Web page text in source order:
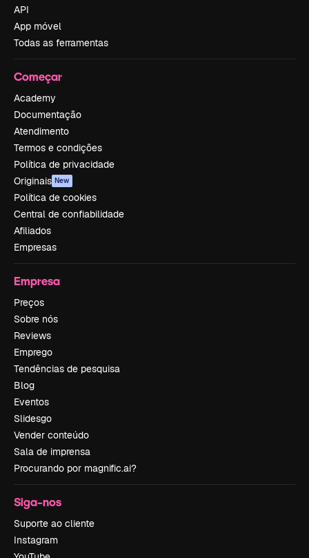
API
App móvel
Todas as ferramentas
Começar
Academy
Documentação
Atendimento
Termos e condições
Política de privacidade
Originais New
Política de cookies
Central de confiabilidade
Afiliados
Empresas
Empresa
Preços
Sobre nós
Reviews
Emprego
Tendências de pesquisa
Blog
Eventos
Slidesgo
Vender conteúdo
Sala de imprensa
Procurando por magnific.ai?
Siga-nos
Suporte ao cliente
Instagram